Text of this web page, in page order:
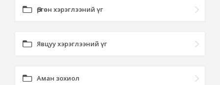
Өргөн хэрэглээний үг
Явцуу хэрэглээний үг
Аман зохиол